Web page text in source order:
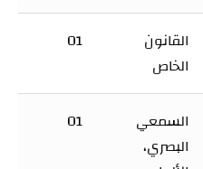
القانون
الخاص
01
السمعي
البصري،
01